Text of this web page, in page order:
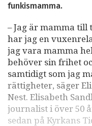
funkismamma.
– Jag är mamma
har jag en
jag vara mamma
behöver sin frihet
samtidigt som jag
rättigheter, säger
Nest. Elisabeth
journalist i över 50
sedan på Kyrkans